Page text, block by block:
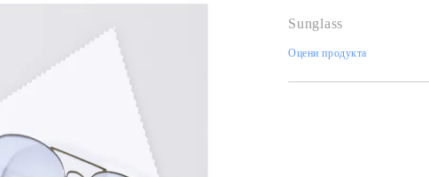
Tweet
Sunglass
Оцени продукта